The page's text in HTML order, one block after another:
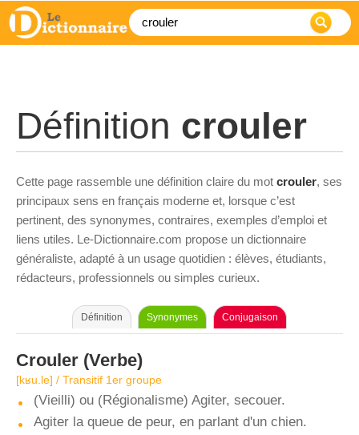
Définition crouler
Cette page rassemble une définition claire du mot crouler, ses
principaux sens en français moderne et, lorsque c’est
pertinent, des synonymes, contraires, exemples d’emploi et
liens utiles. Le-Dictionnaire.com propose un dictionnaire
généraliste, adapté à un usage quotidien : élèves, étudiants,
rédacteurs, professionnels ou simples curieux.
Définition Synonymes Conjugaison
Crouler (Verbe)
[kʁu.le] / Transitif 1er groupe
(Vieilli) ou (Régionalisme) Agiter, secouer.
Agiter la queue de peur, en parlant d'un chien.